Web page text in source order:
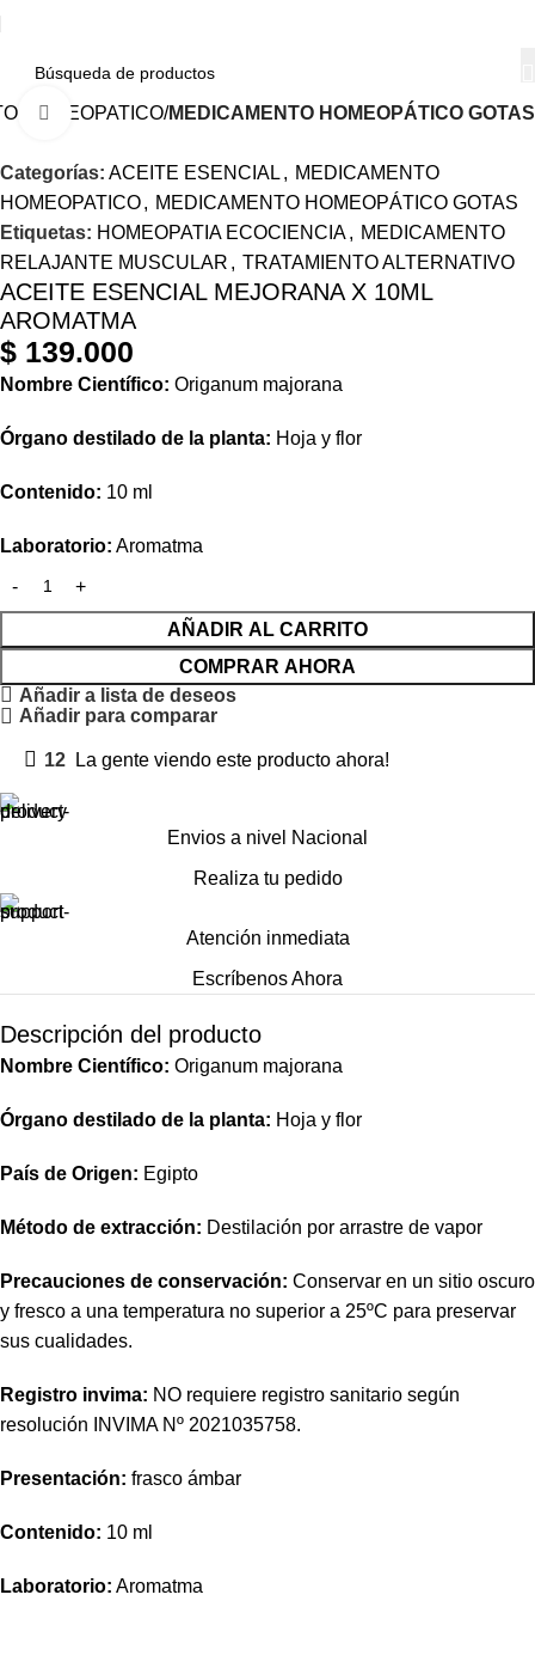
HOMEOPATICO MEDICAMENTO HOMEOPÁTICO GOTAS
Haga Click para agrandar
Categorías: ACEITE ESENCIAL , MEDICAMENTO
HOMEOPATICO, MEDICAMENTO HOMEOPÁTICO GOTAS
Etiquetas: HOMEOPATIA ECOCIENCIA, MEDICAMENTO
RELAJANTE MUSCULAR , TRATAMIENTO ALTERNATIVO
ACEITE ESENCIAL MEJORANA X 10ML
AROMATMA
$ 139.000
Nombre Científico: Origanum majorana
Órgano destilado de la planta: Hoja y flor
Contenido: 10 ml
Laboratorio: Aromatma
AÑADIR AL CARRITO
COMPRAR AHORA
Añadir a lista de deseos
Añadir para comparar
12 La gente viendo este producto ahora!
Envios a nivel Nacional
Realiza tu pedido
Atención inmediata
Escríbenos Ahora
Descripción del producto
Nombre Científico: Origanum majorana
Órgano destilado de la planta: Hoja y flor
País de Origen: Egipto
Método de extracción: Destilación por arrastre de vapor
Precauciones de conservación: Conservar en un sitio oscuro
y fresco a una temperatura no superior a 25ºC para preservar
sus cualidades.
Registro invima: NO requiere registro sanitario según
resolución INVIMA Nº 2021035758.
Presentación: frasco ámbar
Contenido: 10 ml
Laboratorio: Aromatma